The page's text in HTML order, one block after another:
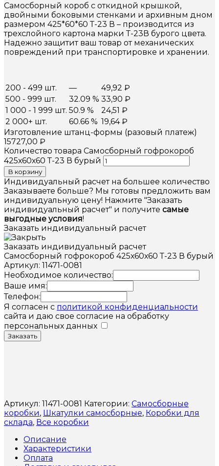
Самосборный короб с откидной крышкой,
двойными боковыми стенками и архивным дном
размером 425*60*60 Т-23 В – производится из
трехслойного картона марки Т-23В бурого цвета.
Надежно защитит ваш товар от механических
повреждений при транспортировке и хранении.
200 - 499 шт. — 49,92 ₽
500 - 999 шт.
32.09 % 33,90 ₽
1 000 - 1 999 шт. 50.9 % 24,51 ₽
2 000+ шт.
60.66 % 19,64₽
Изготовление штанц-формы (разовый платеж)
15727,00 ₽
Количество товара Самосборный гофрокороб
425х60х60 Т-23 В бурый
В корзину
Индивидуальный расчет на большее количество
Заказываете больше? Мы готовы предложить вам
индивидуальную цену! Нажмите "Заказать
индивидуальный расчет" и получите самые
выгодные условия!
Заказать индивидуальный расчет
Заказать индивидуальный расчет
Самосборный гофрокороб 425х60х60 Т-23 В бурый
Артикул: 11471-0081
Необходимое количество:
Ваше имя:
Телефон:
Я согласен с политикой конфиденциальности
сайта и даю свое согласие на обработку
персональных данных
Заказать
Артикул: 11471-0081 Категории: Самосборные
коробки, Шкатулки самосборные, Коробки для
склада, Все коробки
Описание
Характеристики
Оплата